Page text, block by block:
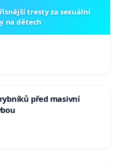
tresty za sexuální
na dětech
před masivní